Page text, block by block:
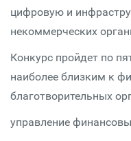
цифровую и
некоммерческих
Конкурс пройдет по
наиболее близким к
благотворительных
управление